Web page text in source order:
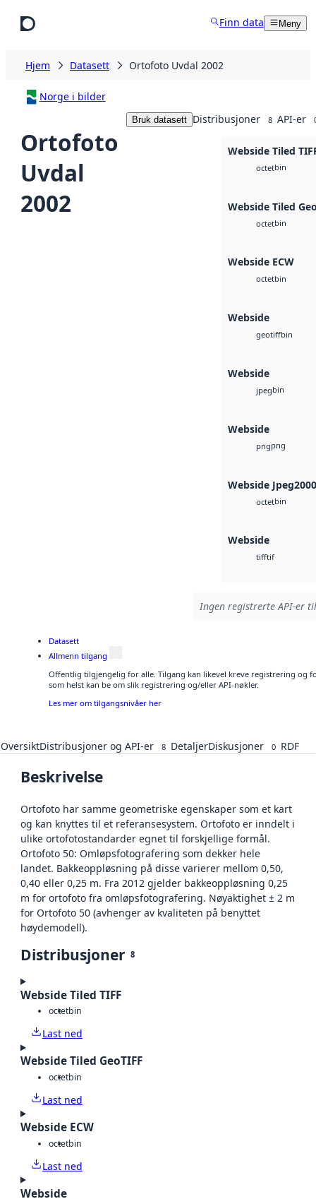
Finn data Meny
Hjem Datasett Ortofoto Uvdal 2002
Norge i bilder
Ortofoto
Uvdal
2002
Bruk datasett Distribusjoner 8 API-er
Webside Tiled
octetbin
Webside Tiled
octetbin
Webside ECW
octetbin
Webside
geotiffbin
Webside
jpegbin
Webside
pngpng
Webside Jpeg2000
octetbin
Webside
tifftif
Ingen registrerte API-er
Datasett
Allmenn tilgang
Offentlig tilgjengelig for alle. Tilgang kan likevel kreve registrering og
som helst kan be om slik registrering og/eller API-nøkler.
Les mer om tilgangsnivåer her
OversiktDistribusjoner og API-er 8 DetaljerDiskusjoner 0 RDF
Beskrivelse
Ortofoto har samme geometriske egenskaper som et kart
og kan knyttes til et referansesystem. Ortofoto er inndelt i
ulike ortofotostandarder egnet til forskjellige formål.
Ortofoto 50: Omløpsfotografering som dekker hele
landet. Bakkeoppløsning på disse varierer mellom 0,50,
0,40 eller 0,25 m. Fra 2012 gjelder bakkeoppløsning 0,25
m for ortofoto fra omløpsfotografering. Nøyaktighet ± 2 m
for Ortofoto 50 (avhenger av kvaliteten på benyttet
høydemodell).
Distribusjoner 8
Webside Tiled TIFF
octetbin
Last ned
Webside Tiled GeoTIFF
octetbin
Last ned
Webside ECW
octetbin
Last ned
Webside